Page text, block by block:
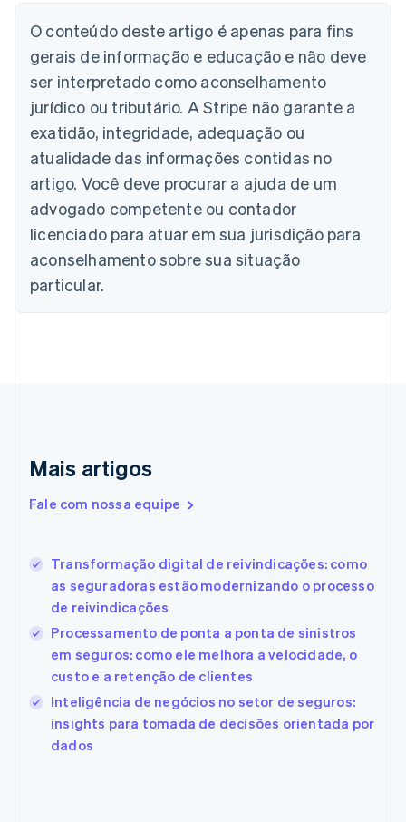
O conteúdo deste artigo é apenas para fins
gerais de informação e educação e não deve
ser interpretado como aconselhamento
jurídico ou tributário. A Stripe não garante a
exatidão, integridade, adequação ou
atualidade das informações contidas no
artigo. Você deve procurar a ajuda de um
advogado competente ou contador
licenciado para atuar em sua jurisdição para
aconselhamento sobre sua situação
particular.
Mais artigos
Fale com nossa equipe
Transformação digital de reivindicações: como
as seguradoras estão modernizando o processo
de reivindicações
Processamento de ponta a ponta de sinistros
em seguros: como ele melhora a velocidade, o
custo e a retenção de clientes
Inteligência de negócios no setor de seguros:
insights para tomada de decisões orientada por
dados
Alemanha
Deutsch English
Austrália
English
Áustria
Bélgica
NederlandsFrançaisDeutsch English
Brasil
Português English
Bulgária
English
Canadá
EnglishFrançais
China continental
Emirados Árabes Unidos
English
Eslováquia
Espanha
EspañolEnglish
Estados Unidos
English 简体中文
English
Finlândia
EnglishSvenska
França
Français English
Gibraltar